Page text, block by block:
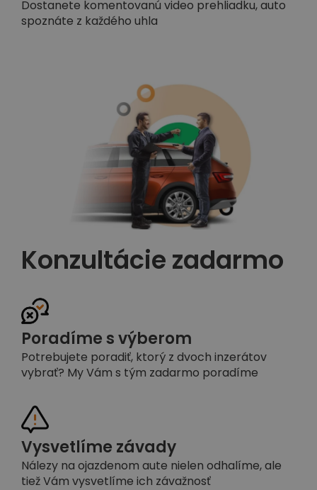
Dostanete komentovanú video prehliadku, auto
spoznáte z každého uhla
Konzultácie zadarmo
Poradíme s výberom
Potrebujete poradiť, ktorý z dvoch inzerátov
vybrať? My Vám s tým zadarmo poradíme
Vysvetlíme závady
Nálezy na ojazdenom aute nielen odhalíme, ale
tiež Vám vysvetlíme ich závažnosť